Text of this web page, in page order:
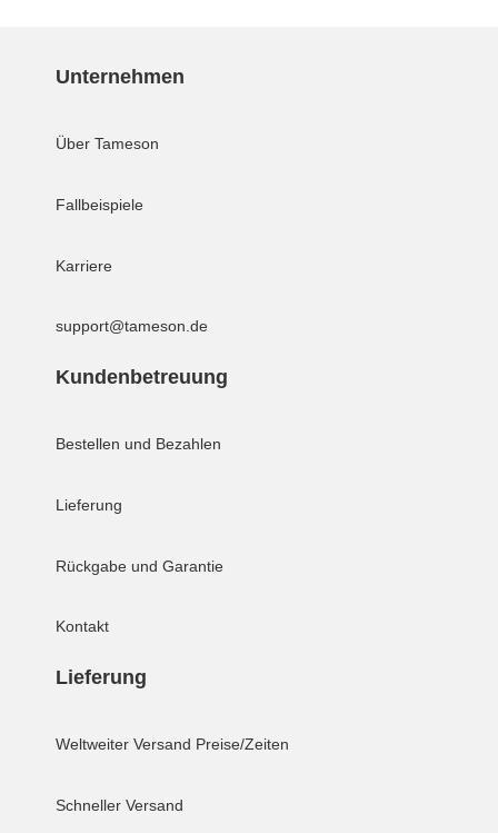
Unternehmen
Über Tameson
Fallbeispiele
Karriere
support@tameson.de
Kundenbetreuung
Bestellen und Bezahlen
Lieferung
Rückgabe und Garantie
Kontakt
Lieferung
Weltweiter Versand Preise/Zeiten
Schneller Versand